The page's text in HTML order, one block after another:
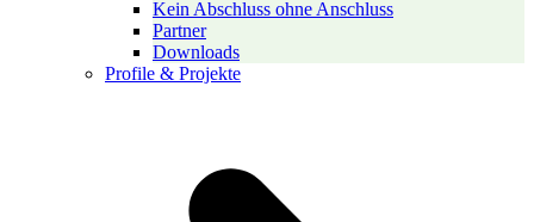
Kein Abschluss ohne Anschluss
Partner
Downloads
Profile & Projekte